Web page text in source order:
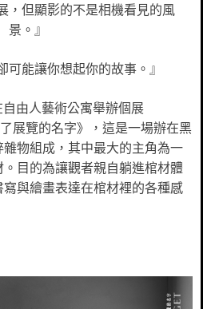
，但顯影的不是相機看見的風
景。』
可能讓你想起你的故事。』
由人藝術公寓舉辦個展
展覽的名字》，這是一場辦在黑
物組成，其中最大的主角為一
目的為讓觀者親自躺進棺材體
與繪畫表達在棺材裡的各種感